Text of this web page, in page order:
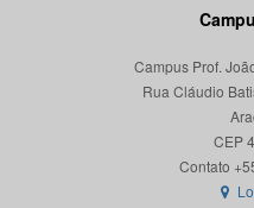
Campus Prof.
Rua Cláudio
CEP